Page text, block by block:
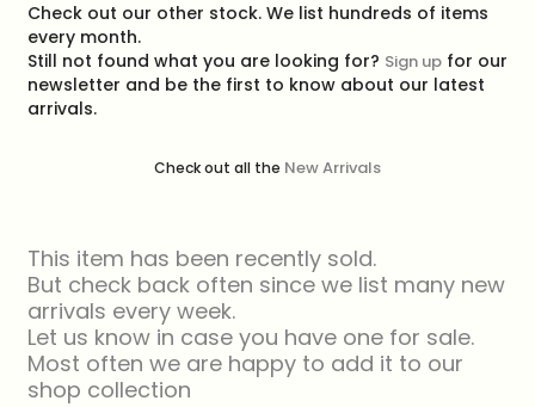
Check out our other stock. We list hundreds of items
every month.
Still not found what you are looking for? Sign upfor our
newsletter and be the first to know about our latest
arrivals.
Check out all the New Arrivals
This item has been recently sold.
But check back often since we list many new
arrivals every week.
Let us know in case you have one for sale.
Most often we are happy to add it to our
shop collection